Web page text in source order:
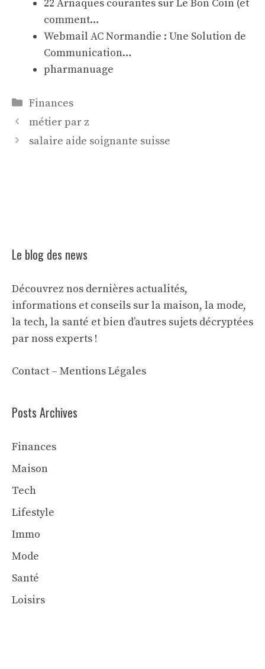
22 Arnaques courantes sur Le Bon Coin (et
comment…
Webmail AC Normandie : Une Solution de
Communication…
pharmanuage
Catégories
Finances
métier par z
salaire aide soignante suisse
Le blog des news
Découvrez nos dernières actualités,
informations et conseils sur la maison, la mode,
la tech, la santé et bien d’autres sujets décryptées
par noss experts !
Contact – Mentions Légales
Posts Archives
Finances
Maison
Tech
Lifestyle
Immo
Mode
Santé
Loisirs